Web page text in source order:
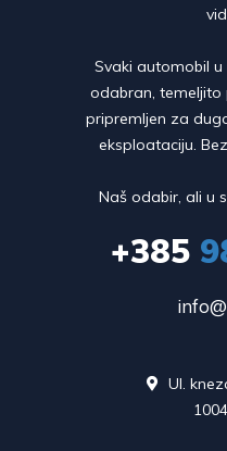
Svaki automobil
odabran, temeljito
pripremljen za
eksploataciju.
Naš odabir, ali u
+385
Ul.